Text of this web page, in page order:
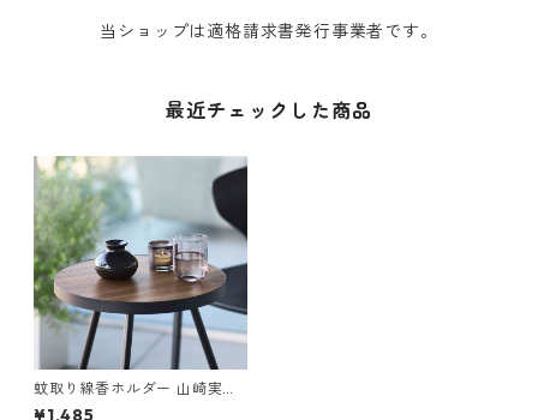
当ショップは適格請求書発行事業者です。
最近チェックした商品
蚊取り線香ホルダー 山崎実業
tower タワー 蚊取りポット ミ
¥1,485